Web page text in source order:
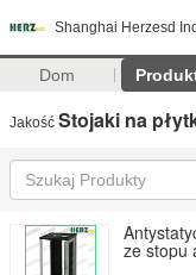
Shanghai Herzesd
Dom
Jakość Stojaki na
ze stopu